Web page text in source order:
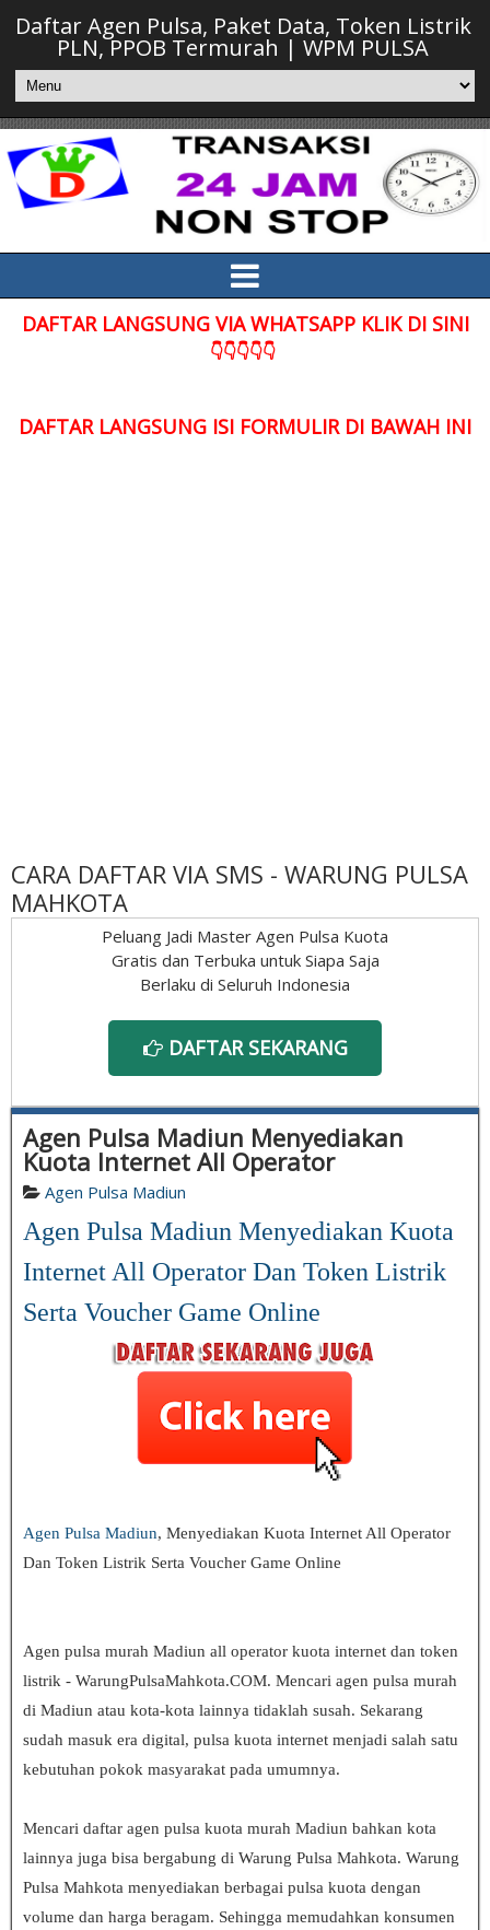
Daftar Agen Pulsa, Paket Data, Token Listrik
PLN, PPOB Termurah | WPM PULSA
DAFTAR LANGSUNG VIA WHATSAPP KLIK DI SINI
👇👇👇👇👇
DAFTAR LANGSUNG ISI FORMULIR DI BAWAH INI
CARA DAFTAR VIA SMS - WARUNG PULSA
MAHKOTA
Peluang Jadi Master Agen Pulsa Kuota
Gratis dan Terbuka untuk Siapa Saja
Berlaku di Seluruh Indonesia
DAFTAR SEKARANG
Agen Pulsa Madiun Menyediakan
Kuota Internet All Operator
Agen Pulsa Madiun
Agen Pulsa Madiun Menyediakan Kuota
Internet All Operator Dan Token Listrik
Serta Voucher Game Online
Agen Pulsa Madiun, Menyediakan Kuota Internet All Operator
Dan Token Listrik Serta Voucher Game Online
Agen pulsa murah Madiun all operator kuota internet dan token
listrik - WarungPulsaMahkota.COM. Mencari agen pulsa murah
di Madiun atau kota-kota lainnya tidaklah susah. Sekarang
sudah masuk era digital, pulsa kuota internet menjadi salah satu
kebutuhan pokok masyarakat pada umumnya.
Mencari daftar agen pulsa kuota murah Madiun bahkan kota
lainnya juga bisa bergabung di Warung Pulsa Mahkota. Warung
Pulsa Mahkota menyediakan berbagai pulsa kuota dengan
volume dan harga beragam. Sehingga memudahkan konsumen